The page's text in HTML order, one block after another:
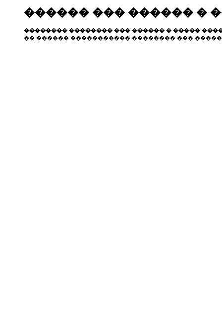
������ ��� ������ �
�������� �������� ��� ������ � �����
�� ������ ����������� �������� ���